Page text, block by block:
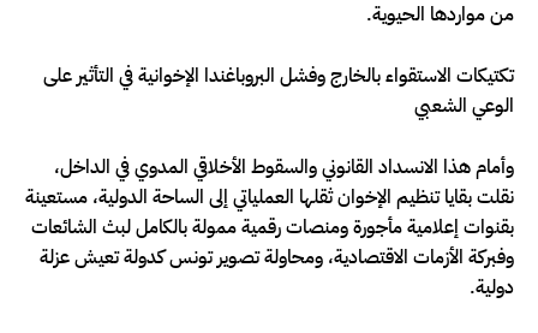
من مواردها الحيوية.
تكتيكات الاستقواء بالخارج وفشل البروباغندا الإخوانية في التأثير على
الوعي الشعبي
وأمام هذا الانسداد القانوني والسقوط الأخلاقي المدوي في الداخل،
نقلت بقايا تنظيم الإخوان ثقلها العملياتي إلى الساحة الدولية، مستعينة
بقنوات إعلامية مأجورة ومنصات رقمية ممولة بالكامل لبث الشائعات
وفبركة الأزمات الاقتصادية، ومحاولة تصوير تونس كدولة تعيش عزلة
دولية.